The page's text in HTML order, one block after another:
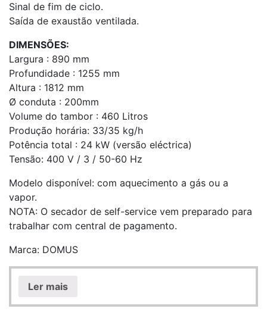
Sinal de fim de ciclo.
Saída de exaustão ventilada.
DIMENSÕES:
Largura : 890 mm
Profundidade : 1255 mm
Altura : 1812 mm
Ø conduta : 200mm
Volume do tambor : 460 Litros
Produção horária: 33/35 kg/h
Potência total : 24 kW (versão eléctrica)
Tensão: 400 V / 3 / 50-60 Hz
Modelo disponível: com aquecimento a gás ou a
vapor.
NOTA: O secador de self-service vem preparado para
trabalhar com central de pagamento.
Marca: DOMUS
Ler mais